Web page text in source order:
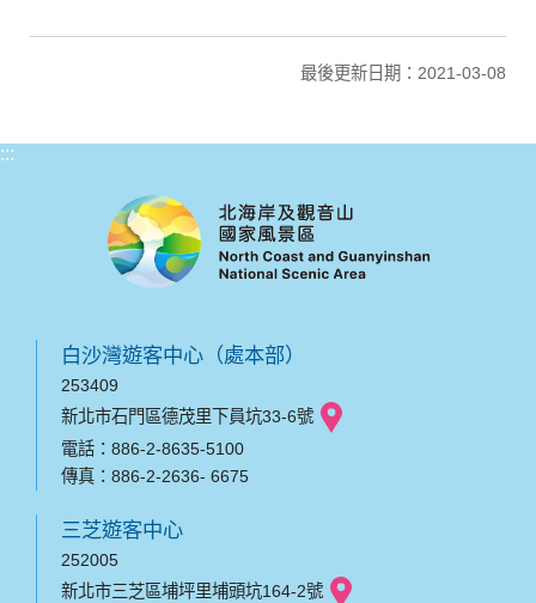
最後更新日期：2021-03-08
:::
白沙灣遊客中心（處本部）
253409
新北市石門區德茂里下員坑33-6號
電話：886-2-8635-5100
傳真：886-2-2636- 6675
三芝遊客中心
252005
新北市三芝區埔坪里埔頭坑164-2號